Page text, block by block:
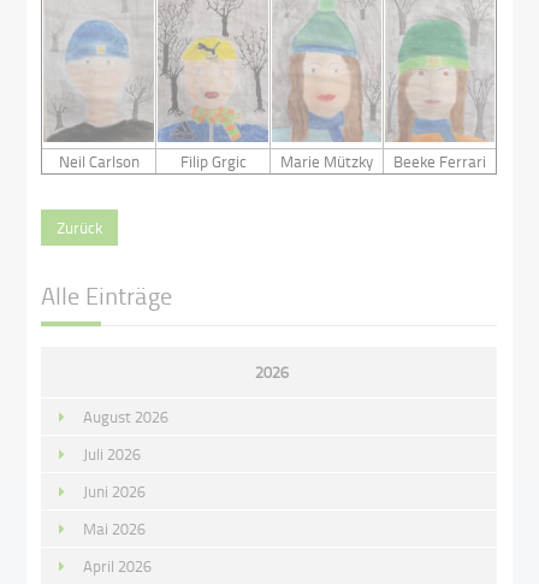
Neil Carlson Filip Grgic Marie Mützky Beeke Ferrari
Zurück
Alle Einträge
2026
August 2026
Juli 2026
Juni 2026
Mai 2026
April 2026